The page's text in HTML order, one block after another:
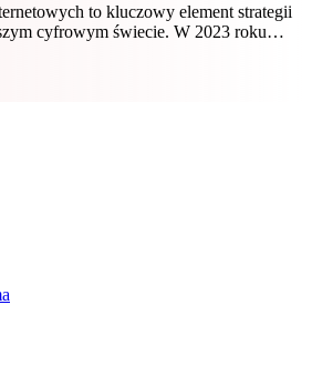
to kluczowy element strategii
cyfrowym świecie. W 2023 roku…